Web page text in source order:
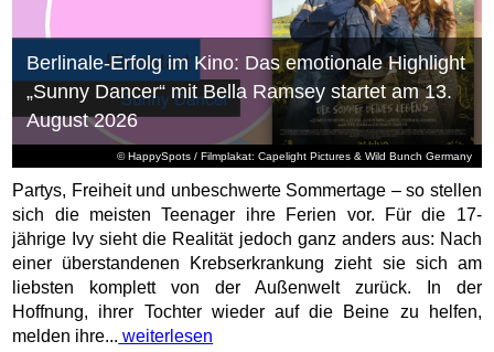
© HappySpots / Filmplakat: Capelight Pictures & Wild Bunch Germany
Berlinale-Erfolg im Kino: Das emotionale Highlight
„Sunny Dancer“ mit Bella Ramsey startet am 13.
August 2026
Partys, Freiheit und unbeschwerte Sommertage – so stellen
sich die meisten Teenager ihre Ferien vor. Für die 17-
jährige Ivy sieht die Realität jedoch ganz anders aus: Nach
einer überstandenen Krebserkrankung zieht sie sich am
liebsten komplett von der Außenwelt zurück. In der
Hoffnung, ihrer Tochter wieder auf die Beine zu helfen,
melden ihre... weiterlesen